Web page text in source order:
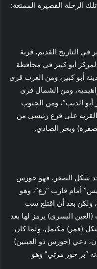
الرحلة القصيرة الممتعة:
التاريخ القديم، قرية
أبو كبير في محافظة
أبو كبير، ومن الغرب قرى
ومن الشمال قرى
أبو الديب”، ومن الجنوب
على فرع رئيسى من
وبحر الصادي.
شکل الصقر، فهو حورس
أمام قارب “رع”، وهو
ولکن بعد أن اقتلع ست
الیسرى) یرمز لها بعد
(قمر) مکتمل. ولما كان
دعي (حورس ذو العينين)
“بر حور مرتي” وهو